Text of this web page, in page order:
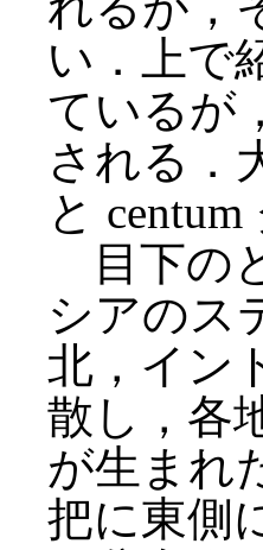
い．上で
ているが
される．
と
目下の
シアのス
北，イン
散し，各
が生まれ
把に東側